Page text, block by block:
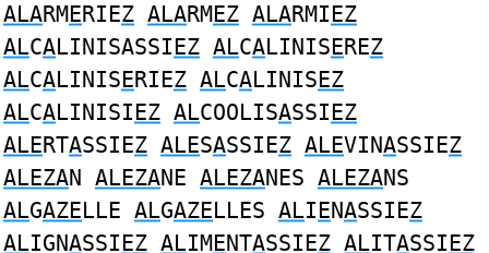
ALARMERIEZ ALARMEZ ALARMIEZ
ALCALINISASSIEZ ALCALINISEREZ
ALCALINISERIEZ ALCALINISEZ
ALCALINISIEZ ALCOOLISASSIEZ
ALERTASSIEZ ALESASSIEZ ALEVINASSIEZ
ALEZAN ALEZANE ALEZANES ALEZANS
ALGAZELLE ALGAZELLES ALIENASSIEZ
ALIGNASSIEZ ALIMENTASSIEZ ALITASSIEZ